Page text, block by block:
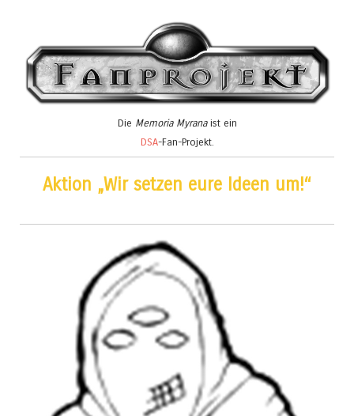
Die Memoria Myranaist ein
DSA-Fan-Projekt.
Aktion „Wir setzen eure Ideen um!“